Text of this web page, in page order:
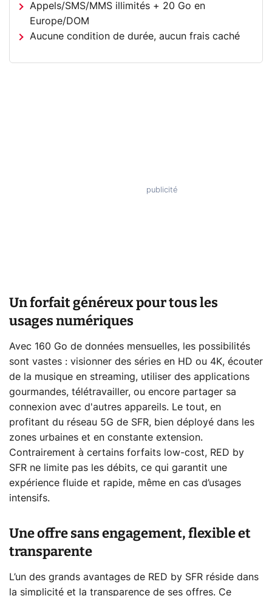
Appels/SMS/MMS illimités + 20 Go en
Europe/DOM
Aucune condition de durée, aucun frais caché
Un forfait généreux pour tous les
usages numériques
Avec 160 Go de données mensuelles, les possibilités
sont vastes : visionner des séries en HD ou 4K, écouter
de la musique en streaming, utiliser des applications
gourmandes, télétravailler, ou encore partager sa
connexion avec d'autres appareils. Le tout, en
profitant du réseau 5G de SFR, bien déployé dans les
zones urbaines et en constante extension.
Contrairement à certains forfaits low-cost, RED by
SFR ne limite pas les débits, ce qui garantit une
expérience fluide et rapide, même en cas d’usages
intensifs.
Une offre sans engagement, flexible et
transparente
L’un des grands avantages de RED by SFR réside dans
la simplicité et la transparence de ses offres. Ce